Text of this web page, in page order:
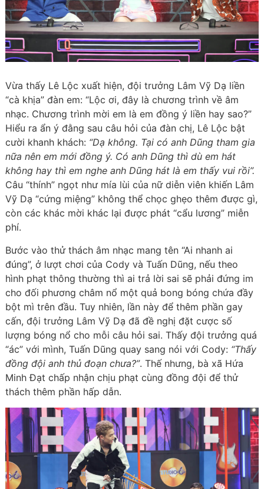
Vừa thấy Lê Lộc xuất hiện, đội trưởng Lâm Vỹ Dạ liền
“cà khịa” đàn em: “Lộc ơi, đây là chương trình về âm
nhạc. Chương trình mời em là em đồng ý liền hay sao?”
Hiểu ra ẩn ý đằng sau câu hỏi của đàn chị, Lê Lộc bật
cười khanh khách: “Dạ không. Tại có anh Dũng tham gia
nữa nên em mới đồng ý. Có anh Dũng thì dù em hát
không hay thì em nghe anh Dũng hát là em thấy vui rồi”.
Câu “thính” ngọt như mía lùi của nữ diễn viên khiến Lâm
Vỹ Dạ “cứng miệng” không thể chọc ghẹo thêm được gì,
còn các khác mời khác lại được phát “cẩu lương” miễn
phí.
Bước vào thử thách âm nhạc mang tên “Ai nhanh ai
đúng”, ở lượt chơi của Cody và Tuấn Dũng, nếu theo
hình phạt thông thường thì ai trả lời sai sẽ phải đứng im
cho đối phương châm nổ một quả bong bóng chứa đầy
bột mì trên đầu. Tuy nhiên, lần này để thêm phần gay
cấn, đội trưởng Lâm Vỹ Dạ đã đề nghị đặt cược số
lượng bóng nổ cho mỗi câu hỏi sai. Thấy đội trưởng quá
“ác” với mình, Tuấn Dũng quay sang nói với Cody: “Thấy
đồng đội anh thủ đoạn chưa?”. Thế nhưng, bà xã Hứa
Minh Đạt chấp nhận chịu phạt cùng đồng đội để thử
thách thêm phần hấp dẫn.